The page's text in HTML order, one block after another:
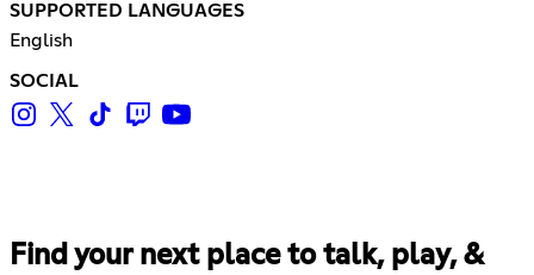
SUPPORTED LANGUAGES
English
SOCIAL
Find your next place to talk, play, &